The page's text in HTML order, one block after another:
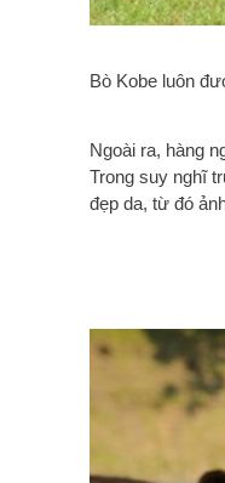
Bò Kobe luôn
Ngoài ra, hàng
Trong suy nghĩ
đẹp da, từ đó